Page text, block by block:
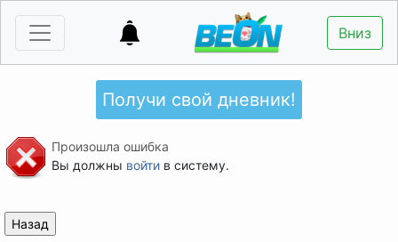
Вниз
Получи свой дневник!
Произошла ошибка
Вы должны войтив систему.